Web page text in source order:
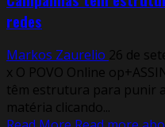
redes
Markos Zaurelio 26 de
x O POVO Online
têm estrutura para punir
matéria clicando...